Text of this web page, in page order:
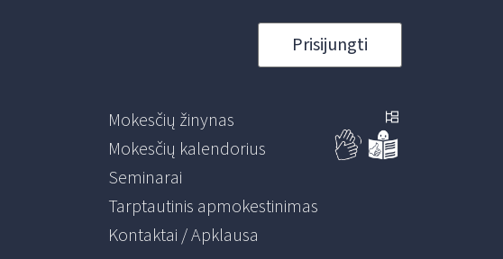
Prisijungti
Mokesčių žinynas
Mokesčių kalendorius
Seminarai
Tarptautinis apmokestinimas
Kontaktai / Apklausa